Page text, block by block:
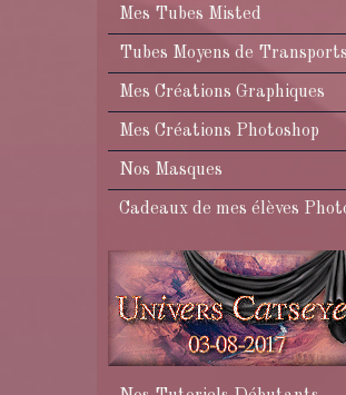
Mes Tubes Misted
Tubes Moyens de
Mes Créations Graphiques
Mes Créations Photoshop
Nos Masques
Cadeaux de mes élèves